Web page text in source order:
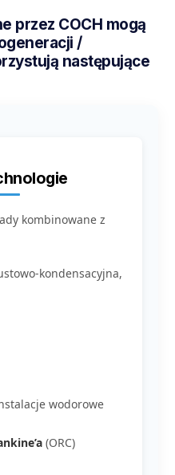
przez COCH mogą
/
następujące
kombinowane z
kondensacyjna,
wodorowe
(ORC)